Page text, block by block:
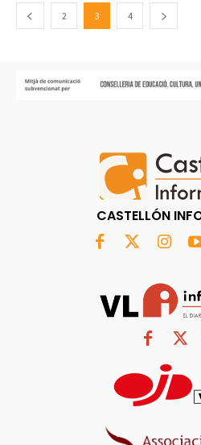
2 3 4
CASTELLÓN